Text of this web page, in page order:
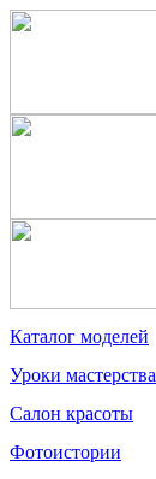
Каталог моделей
Уроки мастерства
Салон красоты
Фотоистории